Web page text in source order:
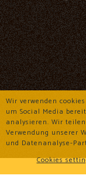
Wir verwenden
um Social Media
analysieren. Wir
Verwendung unserer
und Datenanalyse-
Cookies